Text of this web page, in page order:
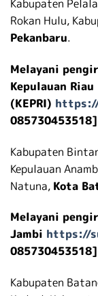
Kabupaten
Rokan Hulu,
Pekanbaru.
Melayani
Kepulauan Riau
(KEPRI) https://
085730453518]
Kabupaten
Kepulauan
Natuna, Kota
Melayani
Jambi https://
085730453518]
Kabupaten